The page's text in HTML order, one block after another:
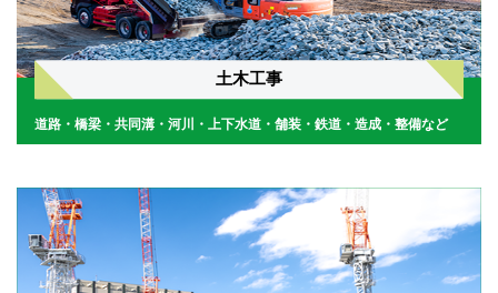
土木工事
道路・橋梁・共同溝・河川・上下水道・舗装・鉄道・造成・整備など